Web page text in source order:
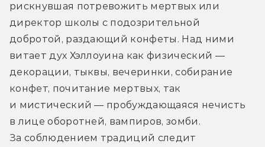
рискнувшая потревожить мертвых или
директор школы с подозрительной
добротой, раздающий конфеты. Над ними
витает дух Хэллоуина как физический —
декорации, тыквы, вечеринки, собирание
конфет, почитание мертвых, так
и мистический — пробуждающаяся нечисть
в лице оборотней, вампиров, зомби.
За соблюдением традиций следит